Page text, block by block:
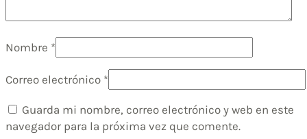
Nombre *
Correo electrónico *
Guarda mi nombre, correo electrónico y web en este
navegador para la próxima vez que comente.